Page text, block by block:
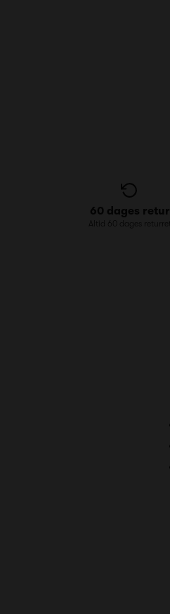
60 dages retur
Altid 60 dages returret